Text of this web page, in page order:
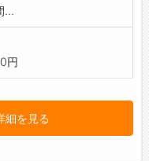
...
円
細を見る